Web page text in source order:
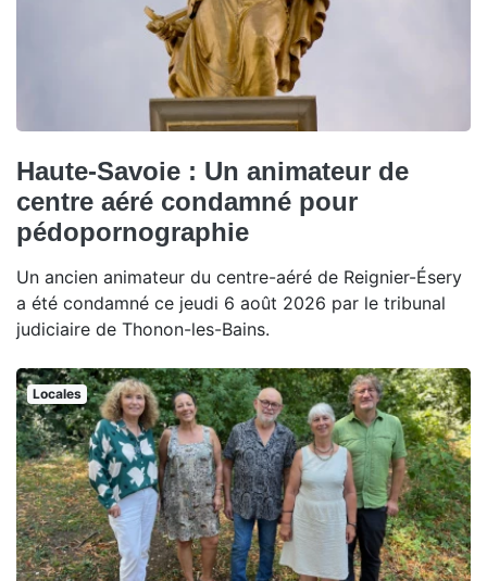
Haute-Savoie : Un animateur de
centre aéré condamné pour
pédopornographie
Un ancien animateur du centre-aéré de Reignier-Ésery
a été condamné ce jeudi 6 août 2026 par le tribunal
judiciaire de Thonon-les-Bains.
Locales